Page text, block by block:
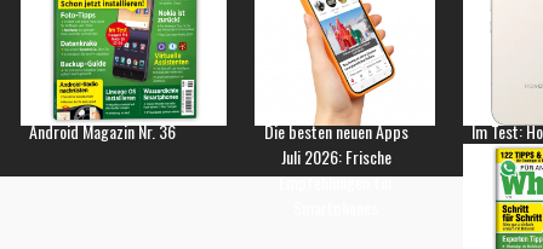
Android Magazin Nr. 36
Die besten neuen Apps
Juli 2026: Frische
Empfehlungen für
Im Test: